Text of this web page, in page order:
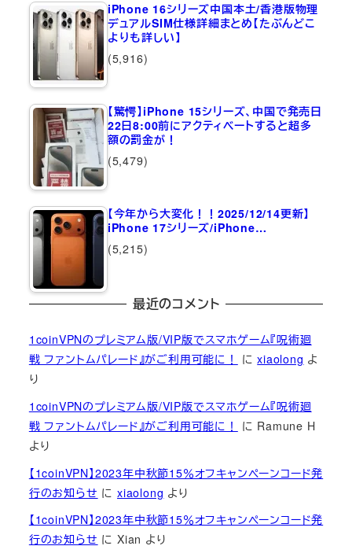
iPhone 16シリーズ中国本土/香港版物理
デュアルSIM仕様詳細まとめ【たぶんどこ
よりも詳しい】
(5,916)
【驚愕】iPhone 15シリーズ、中国で発売日
22日8:00前にアクティベートすると超多
額の罰金が！
(5,479)
【今年から大変化！！2025/12/14更新】
iPhone 17シリーズ/iPhone…
(5,215)
最近のコメント
1coinVPNのプレミアム版/VIP版でスマホゲーム『呪術廻
戦 ファントムパレード』がご利用可能に！
にxiaolong よ
り
1coinVPNのプレミアム版/VIP版でスマホゲーム『呪術廻
戦 ファントムパレード』がご利用可能に！
に Ramune H
より
【1coinVPN】2023年中秋節15％オフキャンペーンコード発
行のお知らせ にxiaolong より
【1coinVPN】2023年中秋節15％オフキャンペーンコード発
行のお知らせ にXian より